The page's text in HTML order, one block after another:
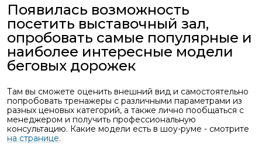
Появилась возможность
посетить выставочный зал,
опробовать самые популярные и
наиболее интересные модели
беговых дорожек
Там вы сможете оценить внешний вид и самостоятельно
попробовать тренажеры с различными параметрами из
разных ценовых категорий, а также лично пообщаться с
менеджером и получить профессиональную
консультацию. Какие модели есть в шоу-руме - смотрите
на странице.